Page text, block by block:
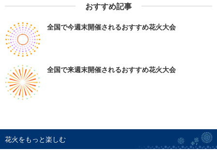
おすすめ記事
全国で今週末開催されるおすすめ花火大会
全国で来週末開催されるおすすめ花火大会
花火をもっと楽しむ